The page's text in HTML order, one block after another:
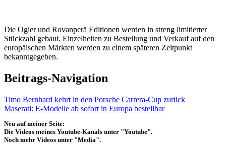
Die Ogier und Rovanperä Editionen werden in streng limitierter
Stückzahl gebaut. Einzelheiten zu Bestellung und Verkauf auf den
europäischen Märkten werden zu einem späteren Zeitpunkt
bekanntgegeben.
Beitrags-Navigation
Timo Bernhard kehrt in den Porsche Carrera-Cup zurück
Maserati: E-Modelle ab sofort in Europa bestellbar
Neu auf meiner Seite:
Die Videos meines Youtube-Kanals unter "Youtube".
Noch mehr Videos unter "Media".